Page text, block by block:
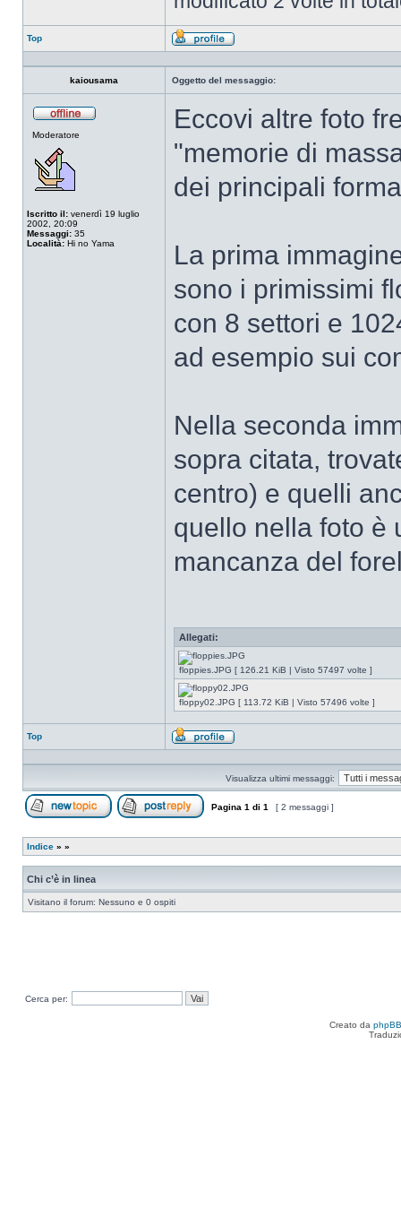
Top
Profilo
kaiousama Oggetto del messaggio:
Moderatore
Iscritto il: venerdì 19 luglio
2002, 20:09
Messaggi: 35
Località: Hi no Yama
Eccovi altre foto
"memorie di
dei principali
La prima
sono i primissimi
con 8 settori e
ad esempio sui
Nella seconda
sopra citata,
centro) e quelli
quello nella foto è
mancanza del
Allegati:
floppies.JPG [ 126.21 KiB | Visto 57497 volte ]
floppy02.JPG [ 113.72 KiB | Visto 57496 volte ]
Top
Profilo
Visualizza ultimi messaggi:
Pagina 1 di 1 [ 2 messaggi ]
Indice » »
Chi c’è in linea
Visitano il forum: Nessuno e 0 ospiti
Cerca per:
Creato da phpBB